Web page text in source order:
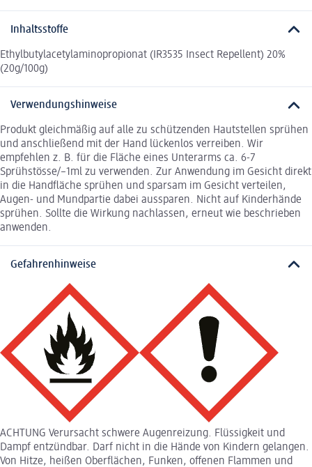
Inhaltsstoffe
Ethylbutylacetylaminopropionat (IR3535 Insect Repellent) 20%
(20g/100g)
Verwendungshinweise
Produkt gleichmäßig auf alle zu schützenden Hautstellen sprühen
und anschließend mit der Hand lückenlos verreiben. Wir
empfehlen z. B. für die Fläche eines Unterarms ca. 6-7
Sprühstösse/~1ml zu verwenden. Zur Anwendung im Gesicht direkt
in die Handfläche sprühen und sparsam im Gesicht verteilen,
Augen- und Mundpartie dabei aussparen. Nicht auf Kinderhände
sprühen. Sollte die Wirkung nachlassen, erneut wie beschrieben
anwenden.
Gefahrenhinweise
ACHTUNG Verursacht schwere Augenreizung. Flüssigkeit und
Dampf entzündbar. Darf nicht in die Hände von Kindern gelangen.
Von Hitze, heißen Oberflächen, Funken, offenen Flammen und